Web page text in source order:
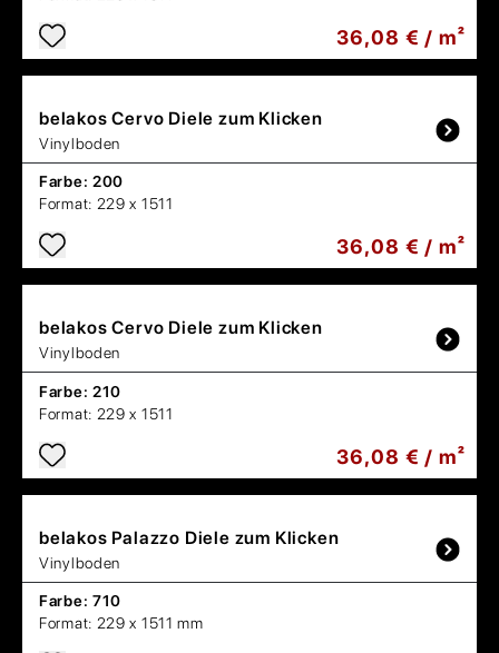
36,08 € / m²
belakosCervo Diele zum Klicken
Vinylboden
Farbe: 200
Format: 229 x 1511
36,08 € / m²
belakosCervo Diele zum Klicken
Vinylboden
Farbe: 210
Format: 229 x 1511
36,08 € / m²
belakos Palazzo Diele zum Klicken
Vinylboden
Farbe: 710
Format: 229 x 1511 mm